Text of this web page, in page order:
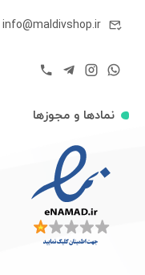
info@maldivshop.ir
نمادها و مجوزها